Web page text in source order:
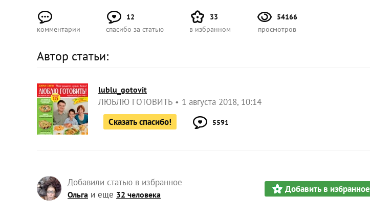
комментарии
12
спасибо за статью
33
в избранном
54166
просмотров
Автор статьи:
lublu_gotovit
ЛЮБЛЮ ГОТОВИТЬ
1 августа 2018, 10:14
Сказать спасибо!
5591
Добавили статью в избранное
Ольга и еще 32 человека Добавить в избранное